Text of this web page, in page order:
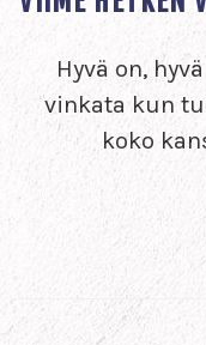
Hyvä on,
vinkata kun
koko